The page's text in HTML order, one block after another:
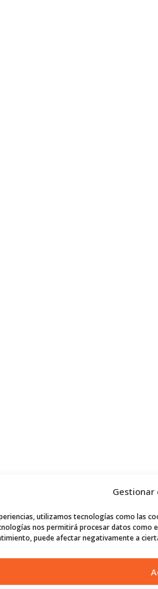
utilizamos tecnologías como las
nos permitirá procesar datos como
puede afectar negativamente a